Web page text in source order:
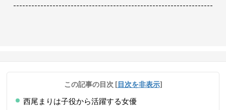
------------------------------------------------------------------
この記事の目次 [目次を非表示]
西尾まりは子役から活躍する女優